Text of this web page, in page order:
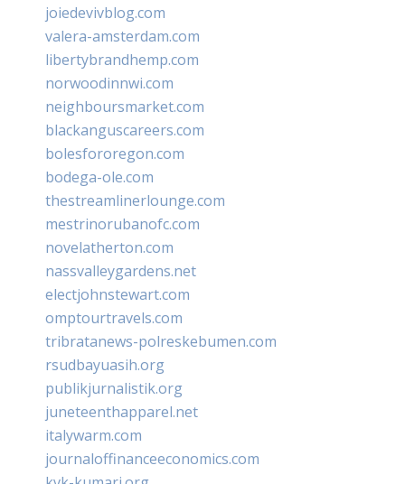
joiedevivblog.com
valera-amsterdam.com
libertybrandhemp.com
norwoodinnwi.com
neighboursmarket.com
blackanguscareers.com
bolesfororegon.com
bodega-ole.com
thestreamlinerlounge.com
mestrinorubanofc.com
novelatherton.com
nassvalleygardens.net
electjohnstewart.com
omptourtravels.com
tribratanews-polreskebumen.com
rsudbayuasih.org
publikjurnalistik.org
juneteenthapparel.net
italywarm.com
journaloffinanceeconomics.com